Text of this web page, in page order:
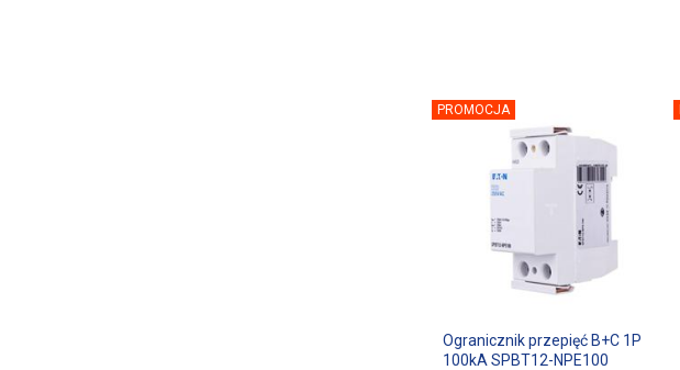
PROMOCJA
Ogranicznik przepięć B+C 1P
100kA SPBT12-NPE100